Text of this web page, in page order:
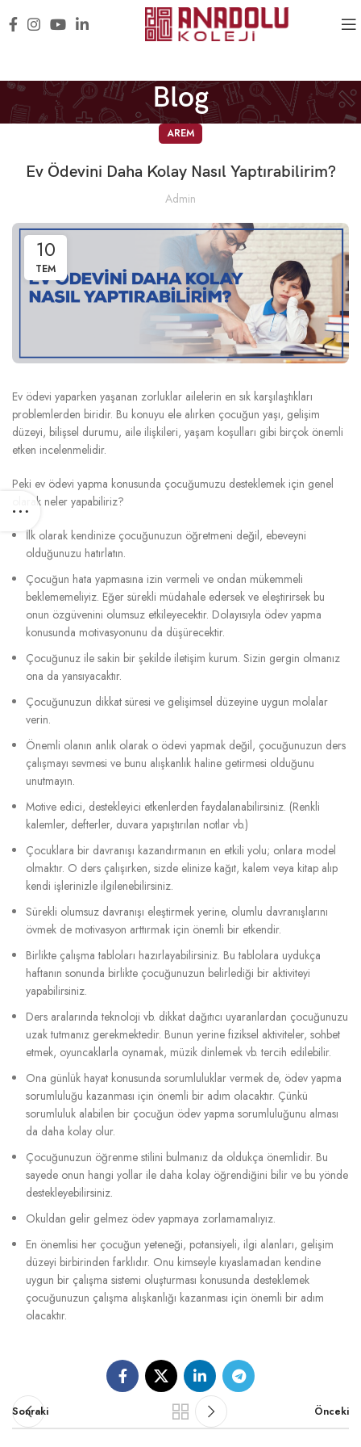
Blog
AREM
Ev Ödevini Daha Kolay Nasıl Yaptırabilirim?
Admin
10
TEM
Ev ödevi yaparken yaşanan zorluklar ailelerin en sık karşılaştıkları
problemlerden biridir. Bu konuyu ele alırken çocuğun yaşı, gelişim
düzeyi, bilişsel durumu, aile ilişkileri, yaşam koşulları gibi birçok önemli
etken incelenmelidir.
Peki ev ödevi yapma konusunda çocuğumuzu desteklemek için genel
olarak neler yapabiliriz?
İlk olarak kendinize çocuğunuzun öğretmeni değil, ebeveyni
olduğunuzu hatırlatın.
Çocuğun hata yapmasına izin vermeli ve ondan mükemmeli
beklememeliyiz. Eğer sürekli müdahale edersek ve eleştirirsek bu
onun özgüvenini olumsuz etkileyecektir. Dolayısıyla ödev yapma
konusunda motivasyonunu da düşürecektir.
Çocuğunuz ile sakin bir şekilde iletişim kurum. Sizin gergin olmanız
ona da yansıyacaktır.
Çocuğunuzun dikkat süresi ve gelişimsel düzeyine uygun molalar
verin.
Önemli olanın anlık olarak o ödevi yapmak değil, çocuğunuzun ders
çalışmayı sevmesi ve bunu alışkanlık haline getirmesi olduğunu
unutmayın.
Motive edici, destekleyici etkenlerden faydalanabilirsiniz. (Renkli
kalemler, defterler, duvara yapıştırılan notlar vb.)
Çocuklara bir davranışı kazandırmanın en etkili yolu; onlara model
olmaktır. O ders çalışırken, sizde elinize kağıt, kalem veya kitap alıp
kendi işlerinizle ilgilenebilirsiniz.
Sürekli olumsuz davranışı eleştirmek yerine, olumlu davranışlarını
övmek de motivasyon arttırmak için önemli bir etkendir.
Birlikte çalışma tabloları hazırlayabilirsiniz. Bu tablolara uydukça
haftanın sonunda birlikte çocuğunuzun belirlediği bir aktiviteyi
yapabilirsiniz.
Ders aralarında teknoloji vb. dikkat dağıtıcı uyaranlardan çocuğunuzu
uzak tutmanız gerekmektedir. Bunun yerine fiziksel aktiviteler, sohbet
etmek, oyuncaklarla oynamak, müzik dinlemek vb. tercih edilebilir.
Ona günlük hayat konusunda sorumluluklar vermek de, ödev yapma
sorumluluğu kazanması için önemli bir adım olacaktır. Çünkü
sorumluluk alabilen bir çocuğun ödev yapma sorumluluğunu alması
da daha kolay olur.
Çocuğunuzun öğrenme stilini bulmanız da oldukça önemlidir. Bu
sayede onun hangi yollar ile daha kolay öğrendiğini bilir ve bu yönde
destekleyebilirsiniz.
Okuldan gelir gelmez ödev yapmaya zorlamamalıyız.
En önemlisi her çocuğun yeteneği, potansiyeli, ilgi alanları, gelişim
düzeyi birbirinden farklıdır. Onu kimseyle kıyaslamadan kendine
uygun bir çalışma sistemi oluşturması konusunda desteklemek
çocuğunuzun çalışma alışkanlığı kazanması için önemli bir adım
olacaktır.
Sonraki Önceki